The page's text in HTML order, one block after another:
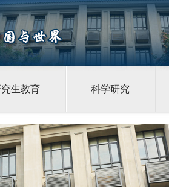
生教育 科学研究